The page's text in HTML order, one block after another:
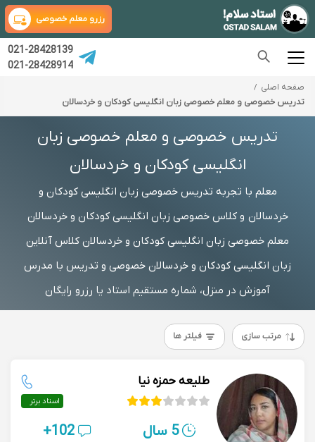
رزرو معلم خصوصی
021-28428139
021-28428914
صفحه اصلی
تدریس خصوصی و معلم خصوصی زبان انگلیسی کودکان و خردسالان
تدریس خصوصی و معلم خصوصی زبان
انگلیسی کودکان و خردسالان
معلم با تجربه تدریس خصوصی زبان انگلیسی کودکان و
خردسالان و کلاس خصوصی زبان انگلیسی کودکان و خردسالان
معلم خصوصی زبان انگلیسی کودکان و خردسالان کلاس آنلاین
زبان انگلیسی کودکان و خردسالان خصوصی و تدریس با مدرس
آموزش در منزل، شماره مستقیم استاد یا رزرو رایگان
مرتب سازی فیلتر ها
طلیعه حمزه نیا
استاد برتر
5 سال 102+